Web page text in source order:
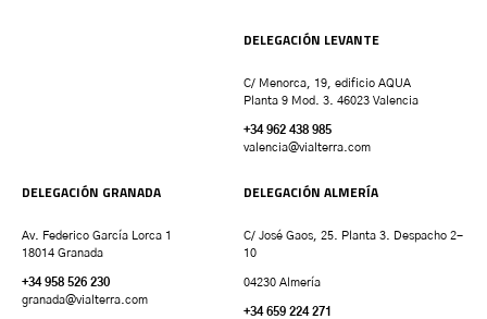
DELEGACIÓN LEVANTE
C/ Menorca, 19, edificio AQUA
Planta 9 Mod. 3. 46023 Valencia
+34 962 438 985
valencia@vialterra.com
DELEGACIÓN GRANADA
Av. Federico García Lorca 1
18014 Granada
+34 958 526 230
granada@vialterra.com
DELEGACIÓN ALMERÍA
C/ José Gaos, 25. Planta 3. Despacho 2-
10
04230 Almería
+34 659 224 271